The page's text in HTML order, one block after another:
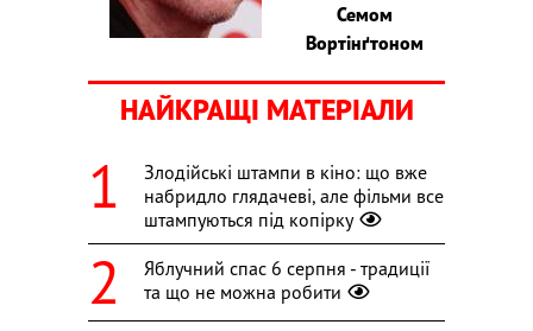
Семом
Вортінґтоном
НАЙКРАЩІ МАТЕРІАЛИ
Злодійські штампи в кіно: що вже
набридло глядачеві, але фільми все
штампуються під копірку
Яблучний спас 6 серпня - традиції
та що не можна робити